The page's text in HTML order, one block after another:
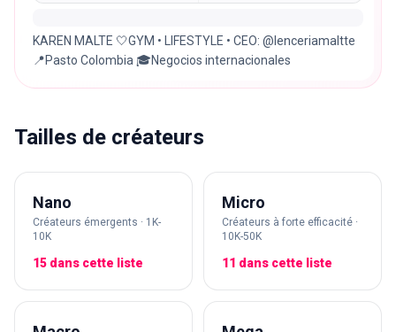
KAREN MALTE 🤍GYM • LIFESTYLE • CEO: @lenceriamaltte
📍Pasto Colombia 🎓Negocios internacionales
Tailles de créateurs
Nano
Créateurs émergents · 1K-
10K
15 dans cette liste
Micro
Créateurs à forte efficacité ·
10K-50K
11 dans cette liste